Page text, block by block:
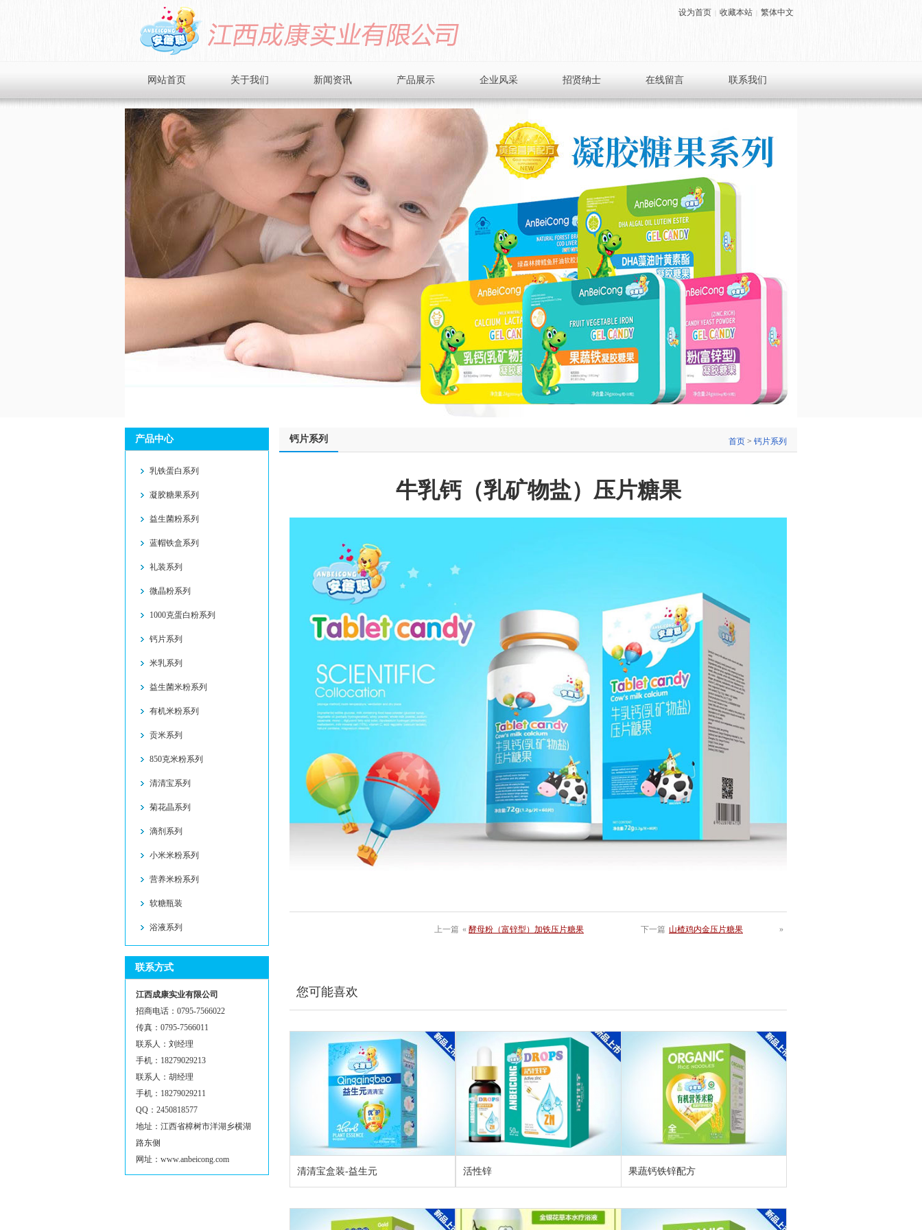
设为首页 收藏本站 繁体中文
网站首页 关于我们
品牌简介
企业文化
招商加盟
在线留言
新闻资讯
公司动态
业界资讯
健康小贴士
产品展示
滴剂系列
微晶粉系列
企业风采 招贤纳士 在线留言 联系我们
产品中心
乳铁蛋白系列
凝胶糖果系列
益生菌粉系列
蓝帽铁盒系列
礼装系列
微晶粉系列
1000克蛋白粉系列
钙片系列
米乳系列
益生菌米粉系列
有机米粉系列
贡米系列
850克米粉系列
清清宝系列
菊花晶系列
滴剂系列
小米米粉系列
营养米粉系列
软糖瓶装
浴液系列
联系方式
江西成康实业有限公司
招商电话：0795-7566022
传真：0795-7566011
联系人：刘经理
手机：18279029213
联系人：胡经理
手机：18279029211
QQ：2450818577
地址：江西省樟树市洋湖乡横湖
路东侧
网址：www.anbeicong.com
钙片系列 首页 > 钙片系列
牛乳钙（乳矿物盐）压片糖果
上一篇 « 酵母粉（富锌型）加铁压片糖果 下一篇 山楂鸡内金压片糖果 »
您可能喜欢
清清宝盒装-益生元 活性锌 果蔬钙铁锌配方